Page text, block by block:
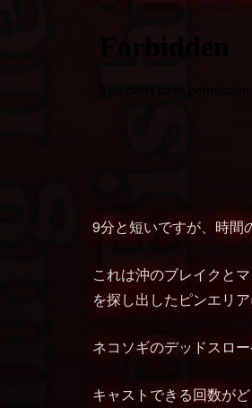
9分と短いですが、時間
これは沖のブレイクと
を探し出したピンエリ
ネコソギのデッドスロ
キャストできる回数が